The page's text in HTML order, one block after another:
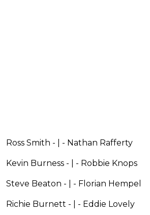
Ross Smith - | - Nathan Rafferty
Kevin Burness - | - Robbie Knops
Steve Beaton - | - Florian Hempel
Richie Burnett - | - Eddie Lovely